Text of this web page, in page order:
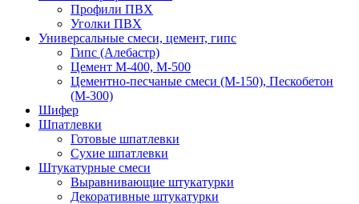
Профили ПВХ
Уголки ПВХ
Универсальные смеси, цемент, гипс
Гипс (Алебастр)
Цемент М-400, М-500
Цементно-песчаные смеси (М-150), Пескобетон
(М-300)
Шифер
Шпатлевки
Готовые шпатлевки
Сухие шпатлевки
Штукатурные смеси
Выравнивающие штукатурки
Декоративные штукатурки